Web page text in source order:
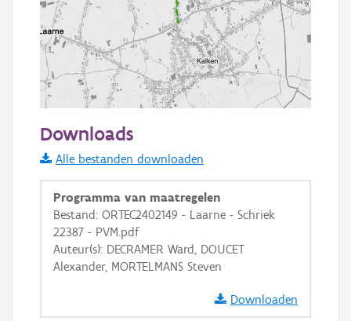
Informatie Vlaanderen
i
+ −
Downloads
Alle bestanden downloaden
Programma van maatregelen
Bestand: ORTEC2402149 - Laarne - Schriek
22387 - PVM.pdf
Auteur(s): DECRAMER Ward, DOUCET
Alexander, MORTELMANS Steven
Downloaden